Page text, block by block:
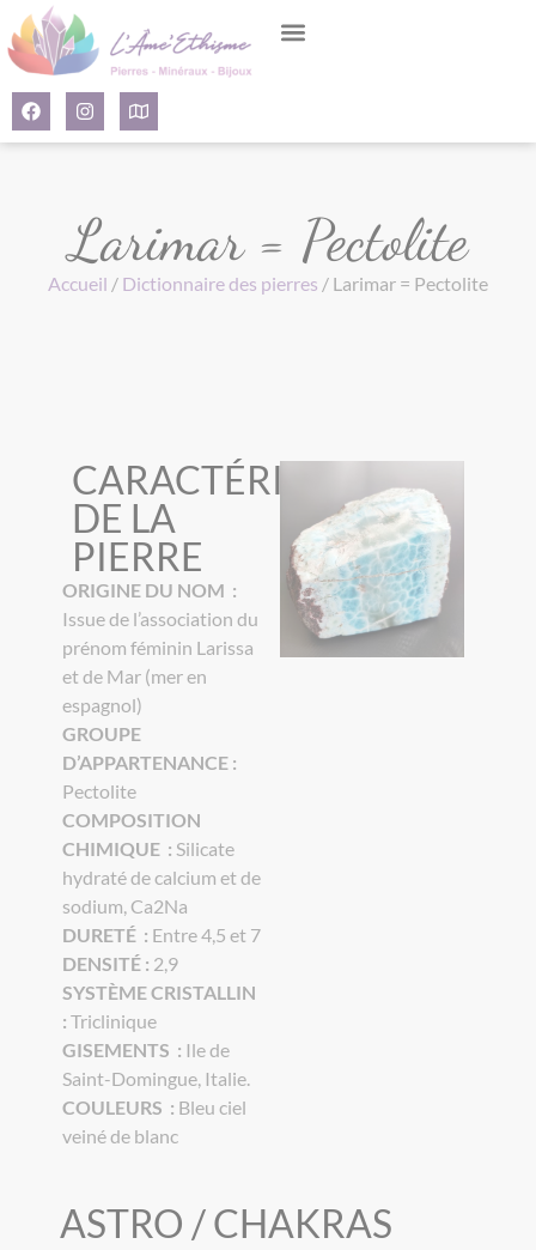
Larimar = Pectolite
Accueil / Dictionnaire des pierres / Larimar = Pectolite
CARACTÉRISTIQUES
DE LA
PIERRE
ORIGINE DU NOM :
Issue de l’association du
prénom féminin Larissa
et de Mar (mer en
espagnol)
GROUPE
D’APPARTENANCE :
Pectolite
COMPOSITION
CHIMIQUE : Silicate
hydraté de calcium et de
sodium, Ca2Na
DURETÉ : Entre 4,5 et 7
DENSITÉ : 2,9
SYSTÈME CRISTALLIN
: Triclinique
GISEMENTS : Ile de
Saint-Domingue, Italie.
COULEURS : Bleu ciel
veiné de blanc
ASTRO / CHAKRAS
Panneau de gestion des cookies